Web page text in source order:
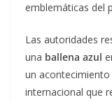
emblemáticas del
Las autoridades
una ballena azul
un
internacional que